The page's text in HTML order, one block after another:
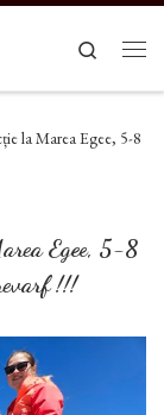
Search
la Marea Egee, 5-8
Egee, 5-8
!!!